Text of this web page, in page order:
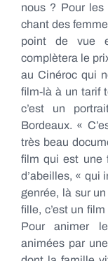
nous ? Pour les
chant des
point de vue
complètera le
au Cinéroc qui
film-là à un tarif
c’est un
Bordeaux. «
très beau
film qui est une
d’abeilles, « qui
genrée, là sur
fille, c’est un
Pour animer
animées par